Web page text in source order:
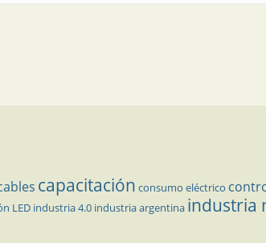
capacitación consumo eléctrico
LED industria 4.0 industria argentina industria